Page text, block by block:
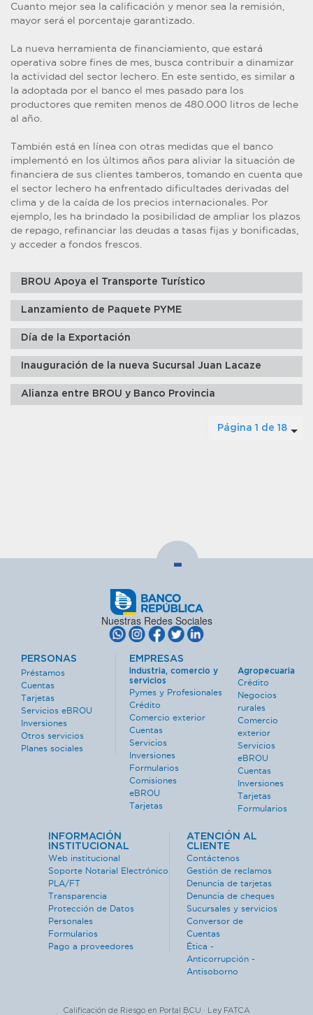
Cuanto mejor sea la calificación y menor sea la remisión,
mayor será el porcentaje garantizado.
La nueva herramienta de financiamiento, que estará
operativa sobre fines de mes, busca contribuir a dinamizar
la actividad del sector lechero. En este sentido, es similar a
la adoptada por el banco el mes pasado para los
productores que remiten menos de 480.000 litros de leche
al año.
También está en línea con otras medidas que el banco
implementó en los últimos años para aliviar la situación de
financiera de sus clientes tamberos, tomando en cuenta que
el sector lechero ha enfrentado dificultades derivadas del
clima y de la caída de los precios internacionales. Por
ejemplo, les ha brindado la posibilidad de ampliar los plazos
de repago, refinanciar las deudas a tasas fijas y bonificadas,
y acceder a fondos frescos.
BROU Apoya el Transporte Turístico
Lanzamiento de Paquete PYME
Día de la Exportación
Inauguración de la nueva Sucursal Juan Lacaze
Alianza entre BROU y Banco Provincia
Página 1 de 18
-
Nuestras Redes Sociales
PERSONAS
Préstamos
Cuentas
Tarjetas
Servicios eBROU
Inversiones
Otros servicios
Planes sociales
EMPRESAS
Industria, comercio y
servicios
Pymes y Profesionales
Crédito
Comercio exterior
Cuentas
Servicios
Inversiones
Formularios
Comisiones
eBROU
Tarjetas
Agropecuaria
Crédito
Negocios
rurales
Comercio
exterior
Servicios
eBROU
Cuentas
Inversiones
Tarjetas
Formularios
INFORMACIÓN
INSTITUCIONAL
Web institucional
Soporte Notarial Electrónico
PLA/FT
Transparencia
Protección de Datos
Personales
Formularios
Pago a proveedores
ATENCIÓN AL
CLIENTE
Contáctenos
Gestión de reclamos
Denuncia de tarjetas
Denuncia de cheques
Sucursales y servicios
Conversor de
Cuentas
Ética -
Anticorrupción -
Antisoborno
Calificación de Riesgo en Portal BCU · Ley FATCA